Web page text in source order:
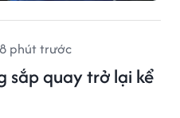
phút trước
sắp quay trở lại kể